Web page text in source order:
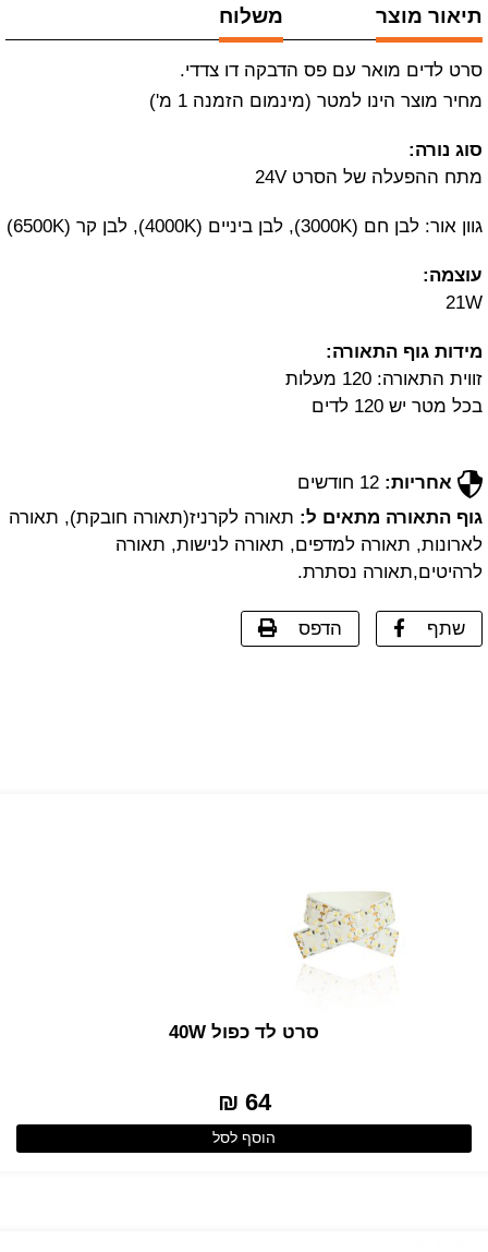
תיאור מוצר משלוח
סרט לדים מואר עם פס הדבקה דו צדדי.
מחיר מוצר הינו למטר (מינמום הזמנה 1 מ')
סוג נורה:
מתח ההפעלה של הסרט 24V
גוון אור: לבן חם (3000K), לבן ביניים (4000K), לבן קר (6500K)
עוצמה:
21W
מידות גוף התאורה:
זווית התאורה: 120 מעלות
בכל מטר יש 120 לדים
אחריות:
גוף התאורה מתאים ל: תאורה לקרניז(תאורה חובקת), תאורה
לארונות, תאורה למדפים, תאורה לנישות, תאורה
לרהיטים,תאורה נסתרת.
שתף הדפס
סרט לד כפול 40W
64 ₪
הוסף לסל